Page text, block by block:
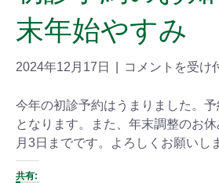
末年始やすみ
2024年12月17日 コメントを受け
今年の初診予約はうまりました。
となります。また、年末調整のお
月3日までです。よろしくお願いし
共有: